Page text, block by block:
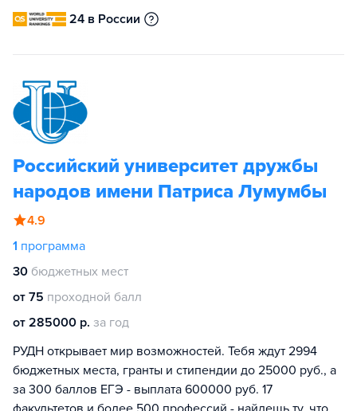
24 в России
Российский университет дружбы
народов имени Патриса Лумумбы
4.9
1 программа
30 бюджетных мест
от 75 проходной балл
от 285000 р. за год
РУДН открывает мир возможностей. Тебя ждут 2994
бюджетных места, гранты и стипендии до 25000 руб., а
за 300 баллов ЕГЭ - выплата 600000 руб. 17